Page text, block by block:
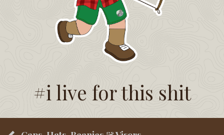
#i live for this shit